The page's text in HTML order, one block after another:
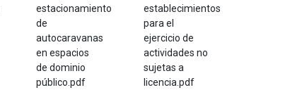
estacionamiento
de
autocaravanas
en espacios
de dominio
público.pdf
establecimientos
para el
ejercicio de
actividades no
sujetas a
licencia.pdf